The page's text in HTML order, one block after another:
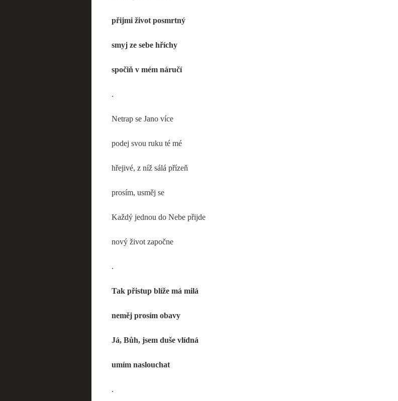
přijmi život posmrtný
smyj ze sebe hříchy
spočiň v mém náručí
.
Netrap se Jano více
podej svou ruku té mé
hřejivé, z níž sálá přízeň
prosím, usměj se
Každý jednou do Nebe přijde
nový život započne
.
Tak přistup blíže má milá
neměj prosím obavy
Já, Bůh, jsem duše vlídná
umím naslouchat
.